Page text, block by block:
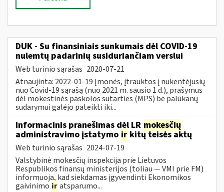
DUK - Su finansiniais sunkumais dėl COVID-19
nulemtų padarinių susiduriančiam verslui
Web turinio sąrašas 2020-07-21
Atnaujinta: 2022-01-19 Įmonės, įtrauktos į nukentėjusių
nuo Covid-19 sąrašą (nuo 2021 m. sausio 1 d.), prašymus
dėl mokestinės paskolos sutarties (MPS) be palūkanų
sudarymui galėjo pateikti iki...
Informacinis pranešimas dėl LR mokesčių
administravimo įstatymo ir kitų teisės aktų
Web turinio sąrašas 2024-07-19
Valstybinė mokesčių inspekcija prie Lietuvos
Respublikos finansų ministerijos (toliau — VMI prie FM)
informuoja, kad siekdamas įgyvendinti Ekonomikos
gaivinimo iratsparumo...